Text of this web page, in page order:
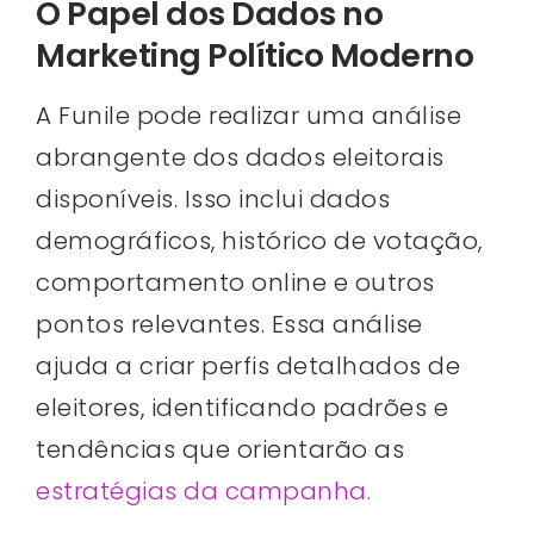
O Papel dos Dados no
Marketing Político Moderno
A Funile pode realizar uma análise
abrangente dos dados eleitorais
disponíveis. Isso inclui dados
demográficos, histórico de votação,
comportamento online e outros
pontos relevantes. Essa análise
ajuda a criar perfis detalhados de
eleitores, identificando padrões e
tendências que orientarão as
estratégias da campanha.